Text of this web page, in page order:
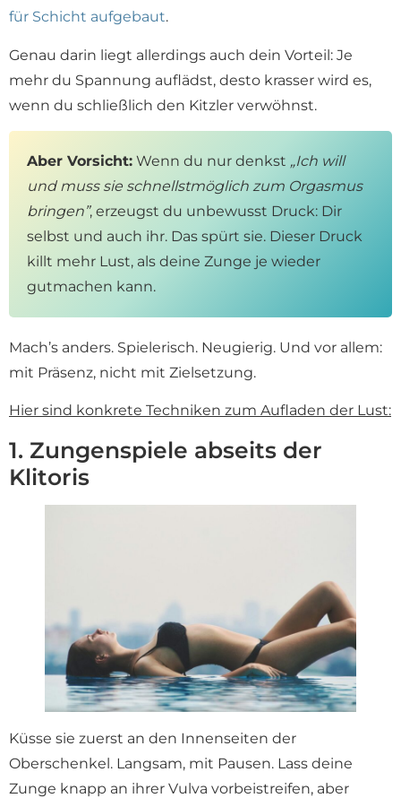
für Schicht aufgebaut.
Genau darin liegt allerdings auch dein Vorteil: Je
mehr du Spannung auflädst, desto krasser wird es,
wenn du schließlich den Kitzler verwöhnst.
Aber Vorsicht: Wenn du nur denkst „Ich will
und muss sie schnellstmöglich zum Orgasmus
bringen”, erzeugst du unbewusst Druck: Dir
selbst und auch ihr. Das spürt sie. Dieser Druck
killt mehr Lust, als deine Zunge je wieder
gutmachen kann.
Mach’s anders. Spielerisch. Neugierig. Und vor allem:
mit Präsenz, nicht mit Zielsetzung.
Hier sind konkrete Techniken zum Aufladen der Lust:
1. Zungenspiele abseits der
Klitoris
Küsse sie zuerst an den Innenseiten der
Oberschenkel. Langsam, mit Pausen. Lass deine
Zunge knapp an ihrer Vulva vorbeistreifen, aber